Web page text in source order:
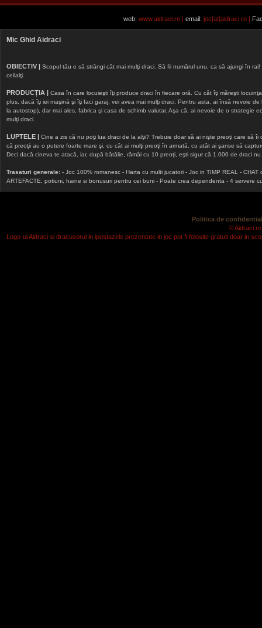
web: www.aidraci.ro | email: joc[at]aidraci.ro |
Mic Ghid Aidraci
OBIECTIV | Scopul tău e să strângi cât mai mulţi draci. Să fii numărul unu, ca să ajungi în
ceilalţi.
PRODUCȚIA | Casa în care locuieşti îţi produce draci în fiecare oră. Cu cât îţi măreşti
plus, dacă îţi iei maşină şi îţi faci garaj, vei avea mai mulţi draci. Pentru asta, ai însă nevoie
la autostop), dar mai ales, fabrica şi casa de schimb valutar. Aşa că, ai nevoie de o strategie
mulţi draci.
LUPTELE | Cine a zis că nu poţi lua draci de la alţii? Trebuie doar să ai nişte preoţi care să
că preoţii au o putere foarte mare şi, cu cât ai mulţi preoţi în armată, cu atât ai şanse să
Deci dacă cineva te atacă, iar, după bătălie, rămâi cu 10 preoţi, eşti sigur că 1.000 de draci
Trasaturi generale: - Joc 100% romanesc - Harta cu multi jucatori - Joc in TIMP REAL -
ARTEFACTE, potiuni, haine si bonusuri pentru cei buni - Poate crea dependenta - 4 servere
Politica de
©
Logo-ul Aidraci si dracusorul in ipostazele prezentate in joc pot fi folosite gratuit doar in